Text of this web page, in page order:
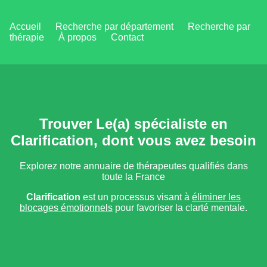
Accueil Recherche par département
Recherche par
thérapie
À propos Contact
Trouver Le(a) spécialiste en
Clarification, dont vous avez besoin
Explorez notre annuaire de thérapeutes qualifiés dans
toute la France
Clarification est un processus visant à éliminer les
blocages émotionnels pour favoriser la clarté mentale.